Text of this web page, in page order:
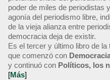
poder de miles de periodistas
agonía del periodismo libre,
de la vieja alianza entre
democracia deja de existir.
Es el tercer y último libro de
que comenzó con
y continuó con Políticos, los
[Más]